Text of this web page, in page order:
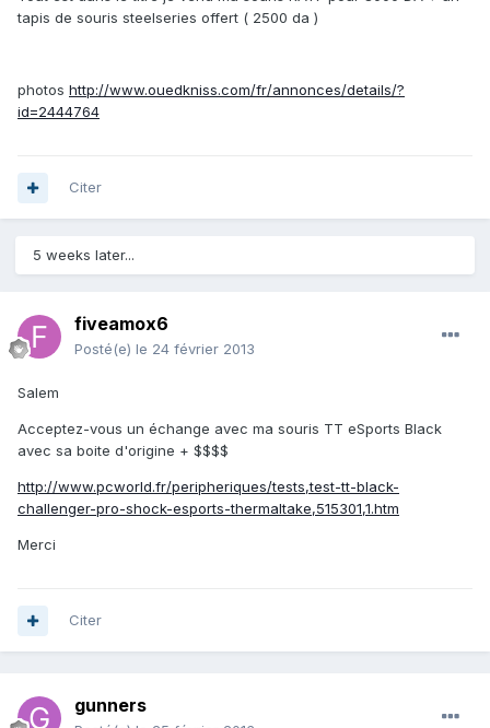
tapis de souris steelseries offert ( 2500 da )
photos http://www.ouedkniss.com/fr/annonces/details/?
id=2444764
Citer
5 weeks later...
fiveamox6
Posté(e) le 24 février 2013
Salem
Acceptez-vous un échange avec ma souris TT eSports Black
avec sa boite d'origine + $$$$
http://www.pcworld.fr/peripheriques/tests,test-tt-black-
challenger-pro-shock-esports-thermaltake,515301,1.htm
Merci
Citer
gunners